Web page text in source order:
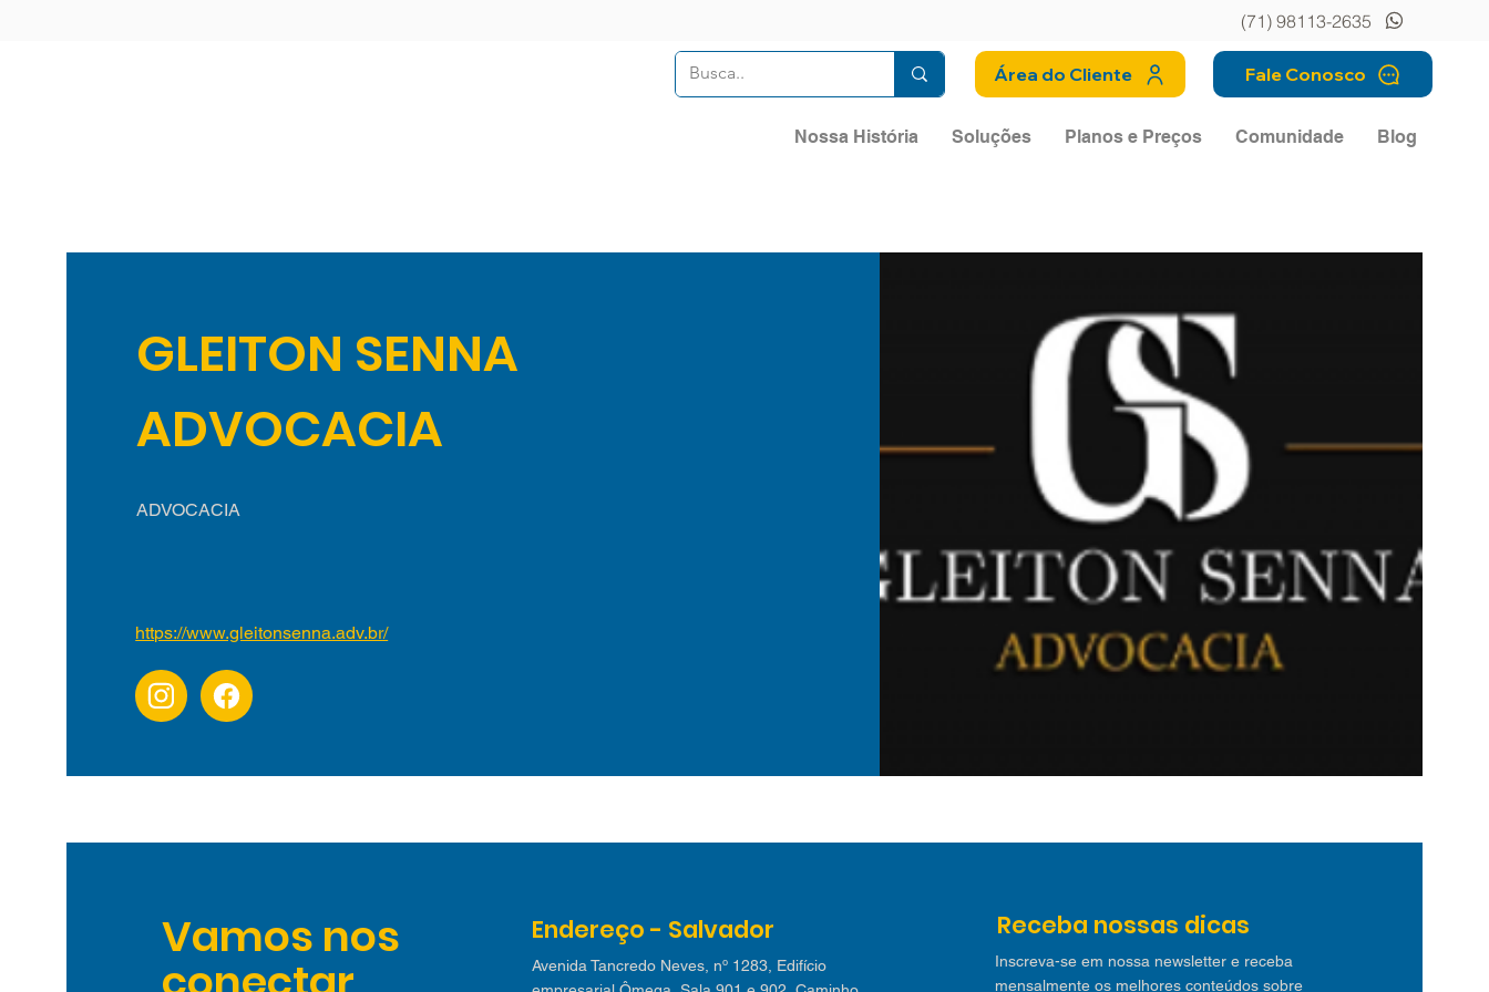
(71) 98113-2635
Área do Cliente Fale Conosco
Nossa História Soluções Planos e Preços Comunidade Blog
GLEITON SENNA
ADVOCACIA
ADVOCACIA
https://www.gleitonsenna.adv.br/
Vamos nos Endereço - Salvador
Avenida Tancredo Neves, nº 1283, Edifício
Receba nossas dicas
Inscreva-se em nossa newsletter e receba
mensalmente os melhores conteúdos sobre